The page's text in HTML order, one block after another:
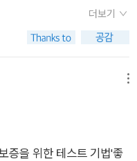
도 학습, 강화 학습,휴리스
학습 완료 모델을 토대
테스트 에서는AI 소프트
례로부터일반적인 법칙을
례를 일반화하여 구한 결
어 테스트 방식은 인간이
여 리뷰하게 된다.머신러
커버리지 테스트 기법, 최
법을 통한 AI 소프트웨어
는 4개의 AI 소프트웨어
법이란, 입력의 변화에 대
스트를 작성하는 테스트
이란, 가능한 한 많은 뉴런
더보기
증을 위한 테스트 기법'좋